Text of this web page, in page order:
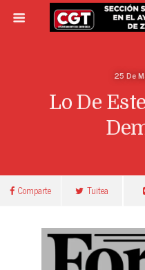
25 De
Lo De
Comparte Tuitea